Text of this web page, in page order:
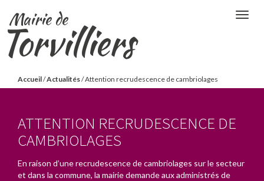
contenu
principal
Mairie de
Torvilliers
Vous
ici
Accueil/Actualités/Attention recrudescence de cambriolages
ATTENTION RECRUDESCENCE DE
CAMBRIOLAGES
En raison d’une recrudescence de cambriolages sur le secteur
et dans la commune, la mairie demande aux administrés de